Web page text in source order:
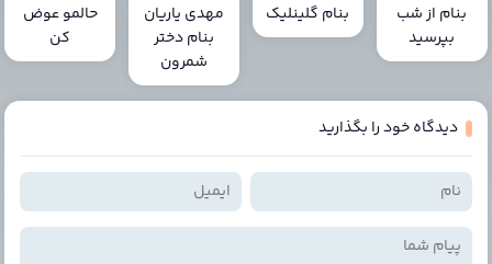
بنام از شب
بپرسید
بنام گلینلیک
مهدی یاریان
بنام دختر
شمرون
حالمو عوض
کن
دیدگاه خود را بگذارید